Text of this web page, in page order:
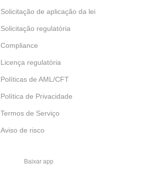
Solicitação de aplicação da lei
Solicitação regulatória
Compliance
Licença regulatória
Políticas de AML/CFT
Política de Privacidade
Termos de Serviço
Aviso de risco
Baixar app